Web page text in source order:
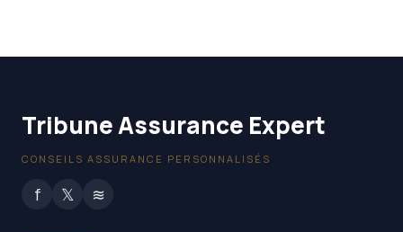
Tribune Assurance Expert
CONSEILS ASSURANCE PERSONNALISÉS
f 𝕏 ≋